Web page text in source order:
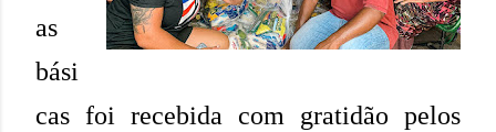
as
bási
cas foi recebida com gratidão pelos